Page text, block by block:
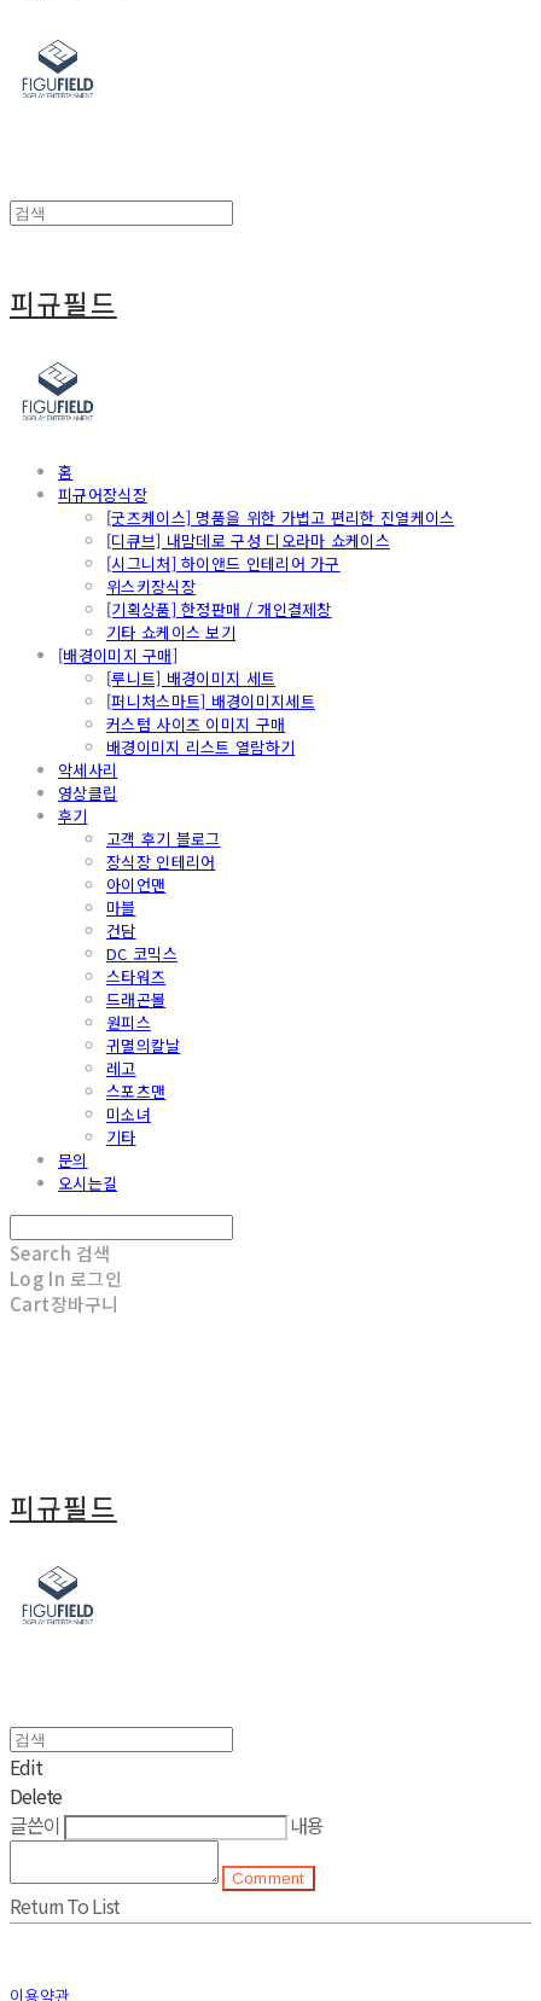
피규필드
홈
피규어장식장
[굿즈케이스] 명품을 위한 가볍고 편리한 진열케이스
[디큐브] 내맘데로 구성 디오라마 쇼케이스
[시그니처] 하이앤드 인테리어 가구
위스키장식장
[기획상품] 한정판매 / 개인결제창
기타 쇼케이스 보기
[배경이미지 구매]
[루니트] 배경이미지 세트
[퍼니처스마트] 배경이미지세트
커스텀 사이즈 이미지 구매
배경이미지 리스트 열람하기
악세사리
영상클립
후기
고객 후기 블로그
장식장 인테리어
아이언맨
마블
건담
DC 코믹스
스타워즈
드래곤볼
원피스
귀멸의칼날
레고
스포츠맨
미소녀
기타
문의
오시는길
Search 검색
Log In 로그인
Cart장바구니
피규필드
Edit
Delete
글쓴이
내용
Comment
Return To List
이용약관